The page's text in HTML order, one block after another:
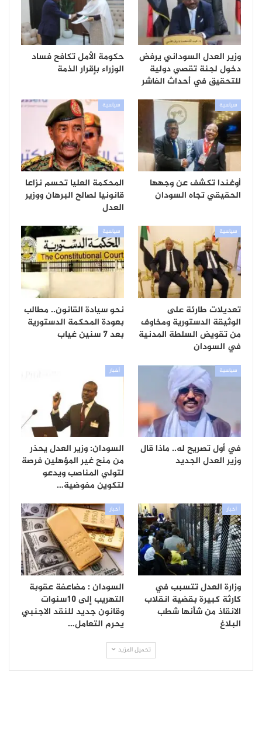
وزير العدل السوداني يرفض
دخول لجنة تقصي دولية
للتحقيق في أحداث الفاشر
حكومة الأمل تكافح فساد
الوزراء بإقرار الذمة
سياسية
أوغندا تكشف عن وجهها
الحقيقي تجاه السودان
سياسية
المحكمة العليا تحسم نزاعا
قانونيا لصالح البرهان ووزير
العدل
سياسية
تعديلات طارئة على
الوثيقة الدستورية ومخاوف
من تقويض السلطة المدنية
في السودان
سياسية
نحو سيادة القانون.. مطالب
بعودة المحكمة الدستورية
بعد 7 سنين غياب
سياسية
في أول تصريح له.. ماذا قال
وزير العدل الجديد
أخبار
السودان: وزير العدل يحذر
من منح غير المؤهلين فرصة
لتولي المناصب ويدعو
لتكوين مفوضية…
أخبار
وزارة العدل تتسبب في
كارثة كبيرة بقضية انقلاب
الانقاذ من شأنها شطب
البلاغ
أخبار
السودان : مضاعفة عقوبة
التهريب إلى 10سنوات
وقانون جديد للنقد الاجنبي
يحرم التعامل…
تحميل المزيد